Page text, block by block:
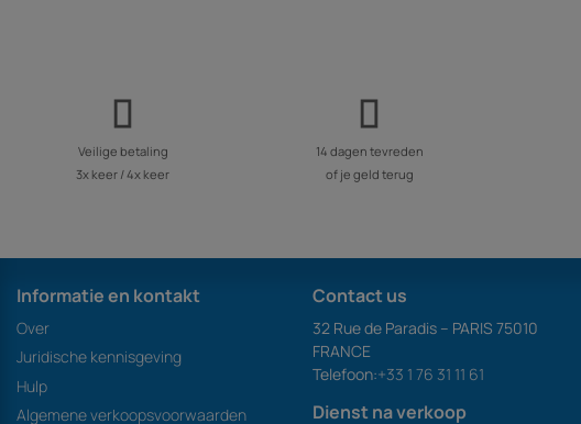
Veilige betaling
3x keer / 4x keer
14 dagen tevreden
of je geld terug
Informatie en kontakt
Over
Juridische kennisgeving
Hulp
Algemene verkoopsvoorwaarden
Contact us
32 Rue de Paradis – PARIS 75010
FRANCE
Telefoon:+33 1 76 31 11 61
Dienst na verkoop